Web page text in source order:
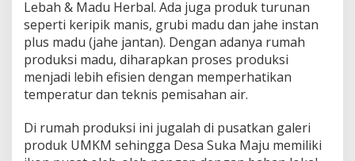
Lebah & Madu Herbal. Ada juga produk turunan
seperti keripik manis, grubi madu dan jahe instan
plus madu (jahe jantan). Dengan adanya rumah
produksi madu, diharapkan proses produksi
menjadi lebih efisien dengan memperhatikan
temperatur dan teknis pemisahan air.
Di rumah produksi ini jugalah di pusatkan galeri
produk UMKM sehingga Desa Suka Maju memiliki